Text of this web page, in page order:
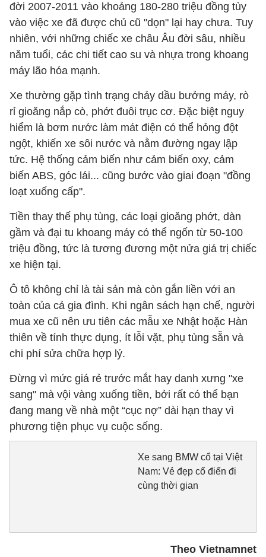
đời 2007-2011 vào khoảng 180-280 triệu đồng tùy
vào việc xe đã được chủ cũ "dọn" lại hay chưa. Tuy
nhiên, với những chiếc xe châu Âu đời sâu, nhiều
năm tuổi, các chi tiết cao su và nhựa trong khoang
máy lão hóa mạnh.
Xe thường gặp tình trạng chảy dầu bưởng máy, rò
rỉ gioăng nắp cò, phớt đuôi trục cơ. Đặc biệt nguy
hiểm là bơm nước làm mát điện có thể hỏng đột
ngột, khiến xe sôi nước và nằm đường ngay lập
tức. Hệ thống cảm biến như cảm biến oxy, cảm
biến ABS, góc lái... cũng bước vào giai đoạn "đồng
loạt xuống cấp".
Tiền thay thế phụ tùng, các loại gioăng phớt, dàn
gầm và đại tu khoang máy có thể ngốn từ 50-100
triệu đồng, tức là tương đương một nửa giá trị chiếc
xe hiện tại.
Ô tô không chỉ là tài sản mà còn gắn liền với an
toàn của cả gia đình. Khi ngân sách hạn chế, người
mua xe cũ nên ưu tiên các mẫu xe Nhật hoặc Hàn
thiên về tính thực dụng, ít lỗi vặt, phụ tùng sẵn và
chi phí sửa chữa hợp lý.
Đừng vì mức giá rẻ trước mắt hay danh xưng "xe
sang" mà vội vàng xuống tiền, bởi rất có thể bạn
đang mang về nhà một “cục nợ” dài hạn thay vì
phương tiện phục vụ cuộc sống.
Xe sang BMW cổ tại Việt
Nam: Vẻ đẹp cổ điển đi
cùng thời gian
Theo Vietnamnet